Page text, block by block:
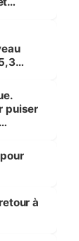
puiser
à